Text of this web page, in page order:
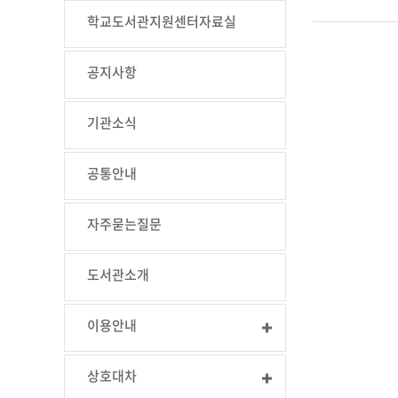
학교도서관지원센터자료실
공지사항
기관소식
공통안내
자주묻는질문
도서관소개
이용안내
상호대차